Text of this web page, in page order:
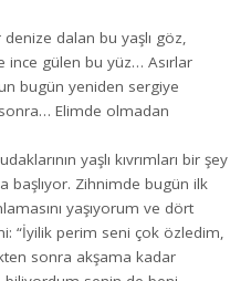
dalan bu yaşlı göz,
ince gülen bu yüz… Asırlar
bugün yeniden sergiye
Elimde olmadan
yaşlı kıvrımları bir şey
başlıyor. Zihnimde bugün ilk
yaşıyorum ve dört
“İyilik perim seni çok özledim,
sonra akşama kadar